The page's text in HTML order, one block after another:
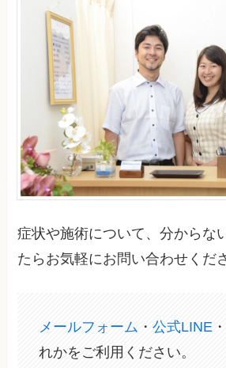
症状や施術について、分からな
たらお気軽にお問い合わせくだ
メールフォーム ・公式LINE ・
れかをご利用ください。